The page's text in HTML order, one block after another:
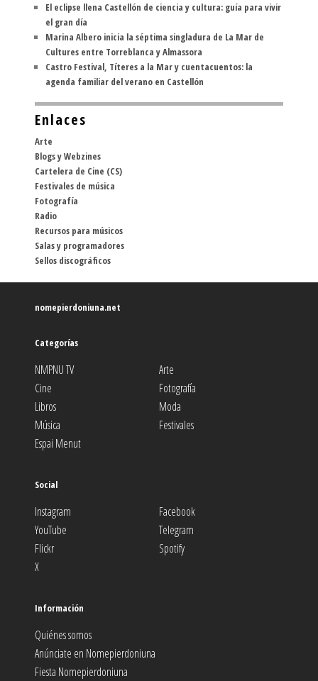
El eclipse llena Castellón de ciencia y cultura: guía para vivir
el gran día
Marina Albero inicia la séptima singladura de La Mar de
Cultures entre Torreblanca y Almassora
Castro Festival, Títeres a la Mar y cuentacuentos: la
agenda familiar del verano en Castellón
Enlaces
Arte
Blogs y Webzines
Cartelera de Cine (CS)
Festivales de música
Fotografía
Radio
Recursos para músicos
Salas y programadores
Sellos discográficos
nomepierdoniuna.net
Categorías
NMPNU TV
Arte
Cine
Fotografía
Libros
Moda
Música
Festivales
Espai Menut
Social
Instagram
Facebook
YouTube
Telegram
Flickr
Spotify
X
Información
Quiénes somos
Anúnciate en Nomepierdoniuna
Fiesta Nomepierdoniuna